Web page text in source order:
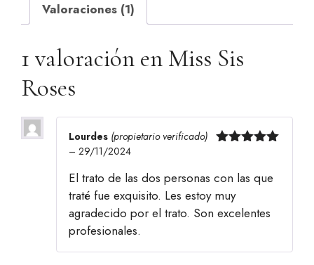
Valoraciones (1)
1 valoración en Miss Sis
Roses
Lourdes (propietario verificado)
– 29/11/2024
El trato de las dos personas con las que
traté fue exquisito. Les estoy muy
agradecido por el trato. Son excelentes
profesionales.